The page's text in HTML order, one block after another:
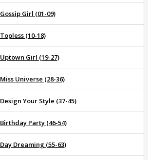
Gossip Girl (01-09)
Topless (10-18)
Uptown Girl (19-27)
Miss Universe (28-36)
Design Your Style (37-45)
Birthday Party (46-54)
Day Dreaming (55-63)